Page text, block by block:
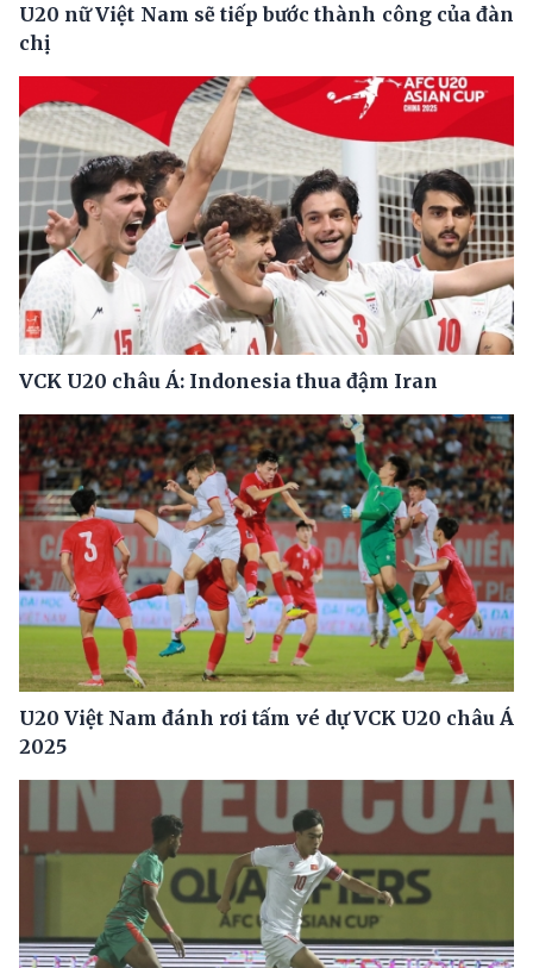
U20 nữ Việt Nam sẽ tiếp bước thành công của đàn
chị
VCK U20 châu Á: Indonesia thua đậm Iran
U20 Việt Nam đánh rơi tấm vé dự VCK U20 châu Á
2025